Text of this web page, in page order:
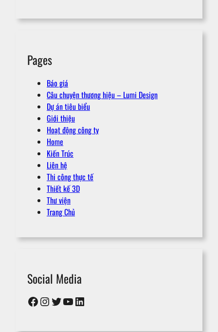
Pages
Báo giá
Câu chuyện thương hiệu – Lumi Design
Dự án tiêu biểu
Giới thiệu
Hoạt động công ty
Home
Kiến Trúc
Liên hệ
Thi công thực tế
Thiết kế 3D
Thư viện
Trang Chủ
Social Media
Facebook Instagram Twitter YouTube LinkedIn